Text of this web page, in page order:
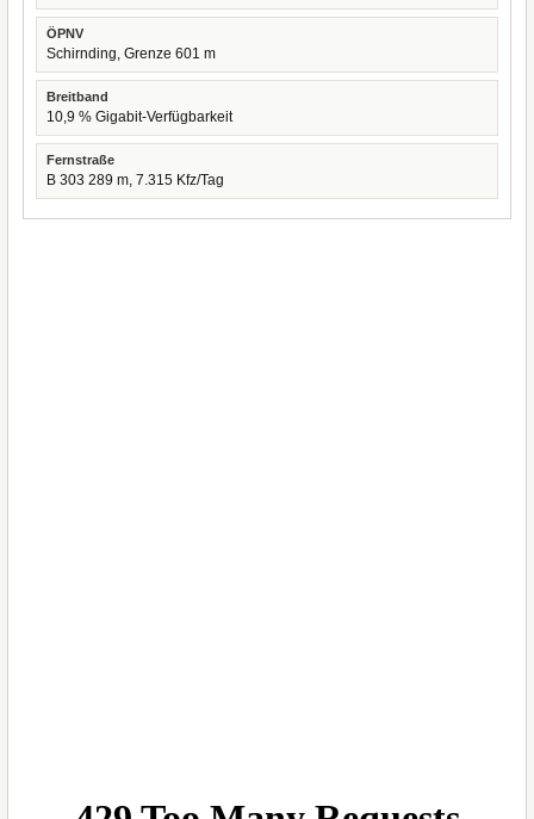
ÖPNV
Schirnding, Grenze 601 m
Breitband
10,9 % Gigabit-Verfügbarkeit
Fernstraße
B 303 289 m, 7.315 Kfz/Tag